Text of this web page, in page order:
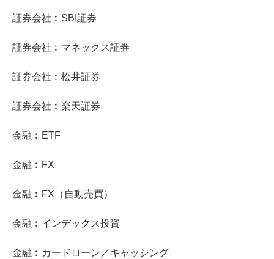
証券会社︰SBI証券
証券会社︰マネックス証券
証券会社︰松井証券
証券会社︰楽天証券
金融︰ETF
金融︰FX
金融︰FX（自動売買）
金融︰インデックス投資
金融︰カードローン／キャッシング